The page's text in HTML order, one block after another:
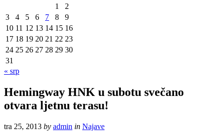
1
2
3
4 5 6 7 8
9
10 11 12 13 14 15 16
17 18 19 20 21 22 23
24 25 26 27 28 29 30
31
« srp
Hemingway HNK u subotu svečano
otvara ljetnu terasu!
tra 25, 2013 by admin in Najave